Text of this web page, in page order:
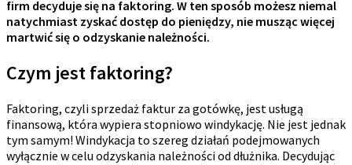
firm decyduje się na faktoring. W ten sposób możesz niemal
natychmiast zyskać dostęp do pieniędzy, nie musząc więcej
martwić się o odzyskanie należności.
Czym jest faktoring?
Faktoring, czyli sprzedaż faktur za gotówkę, jest usługą
finansową, która wypiera stopniowo windykację. Nie jest jednak
tym samym! Windykacja to szereg działań podejmowanych
wyłącznie w celu odzyskania należności od dłużnika. Decydując